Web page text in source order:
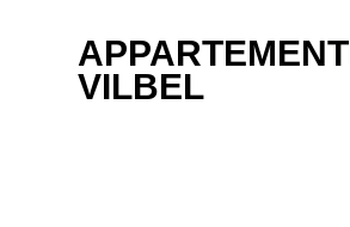
VILBEL